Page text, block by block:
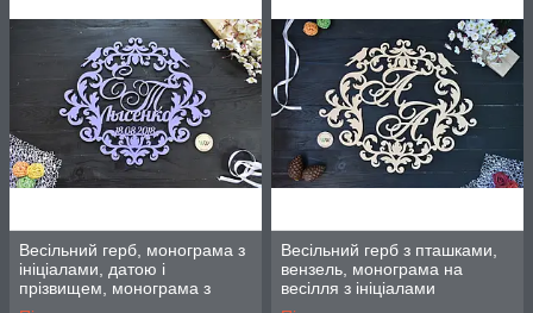
Весільний герб, монограма з
ініціалами, датою і
прізвищем, монограма з
дерева
Весільний герб з пташками,
вензель, монограма на
весілля з ініціалами